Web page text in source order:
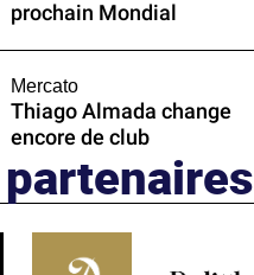
prochain Mondial
Mercato
Thiago Almada change
encore de club